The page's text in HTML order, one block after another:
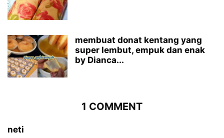
membuat donat kentang yang
super lembut, empuk dan enak
by Dianca...
1 COMMENT
neti